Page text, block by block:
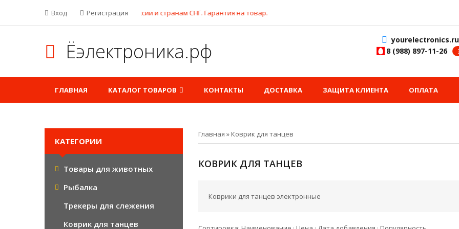
Вход Регистрация
Бесплатная доставка по России и странам СНГ. Гарантия на товар.
Ёэлектроника.рф
yourelectronics.ru
8 (988) 897-11-26
ГЛАВНАЯ КАТАЛОГ ТОВАРОВ КОНТАКТЫ ДОСТАВКА ЗАЩИТА КЛИЕНТА ОПЛАТА
Главная » Коврик для танцев
КОВРИК ДЛЯ ТАНЦЕВ
Коврики для танцев электронные
КАТЕГОРИИ
Товары для животных
Рыбалка
Трекеры для слежения
Коврик для танцев